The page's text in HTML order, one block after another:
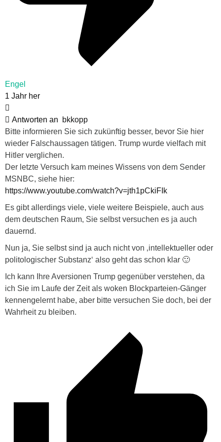
Engel
1 Jahr her
Antworten an
bkkopp
Bitte informieren Sie sich zukünftig besser, bevor Sie hier
wieder Falschaussagen tätigen. Trump wurde vielfach mit
Hitler verglichen.
Der letzte Versuch kam meines Wissens von dem Sender
MSNBC, siehe hier:
https://www.youtube.com/watch?v=jth1pCkiFIk
Es gibt allerdings viele, viele weitere Beispiele, auch aus
dem deutschen Raum, Sie selbst versuchen es ja auch
dauernd.
Nun ja, Sie selbst sind ja auch nicht von ‚intellektueller oder
politologischer Substanz‘ also geht das schon klar 🙂
Ich kann Ihre Aversionen Trump gegenüber verstehen, da
ich Sie im Laufe der Zeit als woken Blockparteien-Gänger
kennengelernt habe, aber bitte versuchen Sie doch, bei der
Wahrheit zu bleiben.